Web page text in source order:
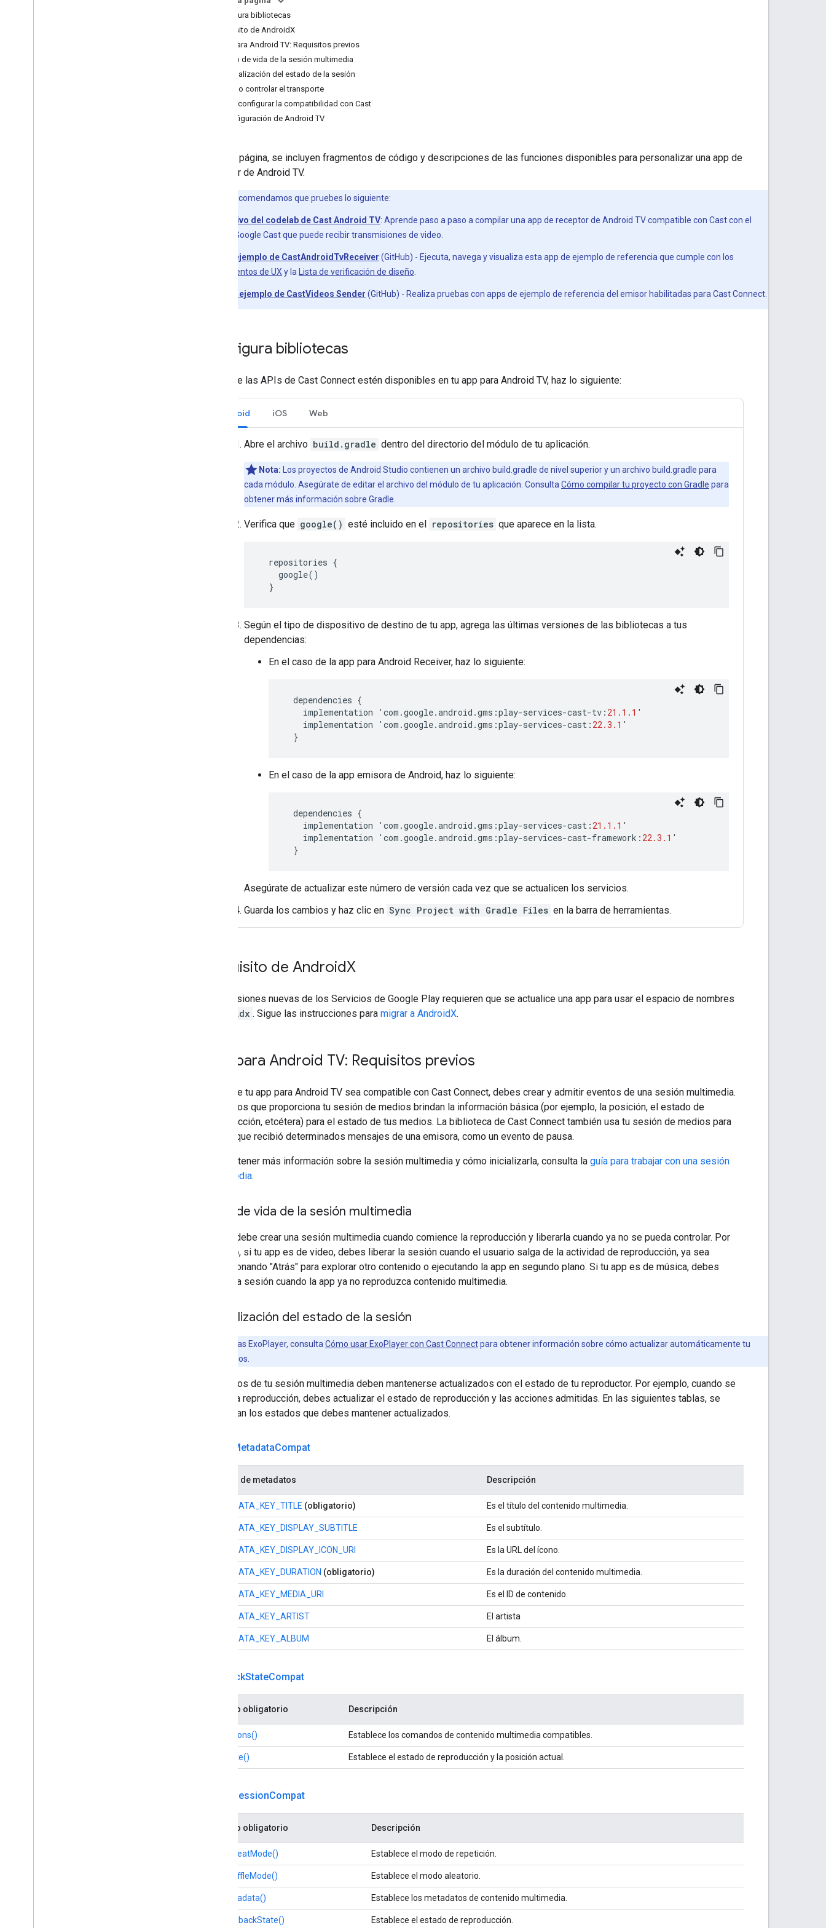
Configura bibliotecas
Requisito de AndroidX
App para Android TV: Requisitos previos
Ciclo de vida de la sesión multimedia
Actualización del estado de la sesión
Cómo controlar el transporte
Cómo configurar la compatibilidad con Cast
Configuración de Android TV
En esta página, se incluyen fragmentos de código y descripciones de las funciones disponibles para personalizar una app de
receptor de Android TV.
Te recomendamos que pruebes lo siguiente:
Instructivo del codelab de Cast Android TV: Aprende paso a paso a compilar una app de receptor de Android TV compatible con Cast con el
SDK de Google Cast que puede recibir transmisiones de video.
App de ejemplo de CastAndroidTvReceiver (GitHub) - Ejecuta, navega y visualiza esta app de ejemplo de referencia que cumple con los
Lineamientos de UX y la Lista de verificación de diseño
Apps de ejemplo de CastVideos Sender (GitHub) - Realiza pruebas con apps de ejemplo de referencia del emisor habilitadas para Cast Connect.
Configura bibliotecas
Para que las APIs de Cast Connect estén disponibles en tu app para Android TV, haz lo siguiente:
Android iOS Web
Abre el archivo build.gradle dentro del directorio del módulo de tu aplicación.
Nota: Los proyectos de Android Studio contienen un archivo build.gradle de nivel superior y un archivo build.gradle para
cada módulo. Asegúrate de editar el archivo del módulo de tu aplicación. Consulta Cómo compilar tu proyecto con Gradle para
obtener más información sobre Gradle.
Verifica que google() esté incluido en el repositories que aparece en la lista.
  repositories {
    google()
  }
Según el tipo de dispositivo de destino de tu app, agrega las últimas versiones de las bibliotecas a tus
dependencias:
En el caso de la app para Android Receiver, haz lo siguiente:
dependencies {
implementation
' com .google.android .gms :play-services-cast-tv : 21.1.1 '
implementation
' com .google.android .gms :play-services-cast : 22.3.1 '
}
En el caso de la app emisora de Android, haz lo siguiente:
dependencies {
implementation
' com .google.android .gms :play-services-cast : 21.1.1 '
implementation
' com .google.android .gms :play-services-cast-framework : 22.3.1 '
}
Asegúrate de actualizar este número de versión cada vez que se actualicen los servicios.
Guarda los cambios y haz clic en Sync Project with Gradle Files en la barra de herramientas.
Requisito de AndroidX
Las versiones nuevas de los Servicios de Google Play requieren que se actualice una app para usar el espacio de nombres
androidx . Sigue las instrucciones para migrar a AndroidX.
App para Android TV: Requisitos previos
Para que tu app para Android TV sea compatible con Cast Connect, debes crear y admitir eventos de una sesión multimedia.
Los datos que proporciona tu sesión de medios brindan la información básica (por ejemplo, la posición, el estado de
reproducción, etcétera) para el estado de tus medios. La biblioteca de Cast Connect también usa tu sesión de medios para
indicar que recibió determinados mensajes de una emisora, como un evento de pausa.
Para obtener más información sobre la sesión multimedia y cómo inicializarla, consulta la guía para trabajar con una sesión
multimedia.
Ciclo de vida de la sesión multimedia
Tu app debe crear una sesión multimedia cuando comience la reproducción y liberarla cuando ya no se pueda controlar. Por
ejemplo, si tu app es de video, debes liberar la sesión cuando el usuario salga de la actividad de reproducción, ya sea
seleccionando "Atrás" para explorar otro contenido o ejecutando la app en segundo plano. Si tu app es de música, debes
liberar la sesión cuando la app ya no reproduzca contenido multimedia.
Actualización del estado de la sesión
Si usas ExoPlayer, consulta Cómo usar ExoPlayer con Cast Connectpara obtener información sobre cómo actualizar automáticamente tu
sesión de medios.
Los datos de tu sesión multimedia deben mantenerse actualizados con el estado de tu reproductor. Por ejemplo, cuando se
pausa la reproducción, debes actualizar el estado de reproducción y las acciones admitidas. En las siguientes tablas, se
enumeran los estados que debes mantener actualizados.
MetadataCompat
Campo de metadatos Descripción
METADATA_KEY_TITLE (obligatorio) Es el título del contenido multimedia.
METADATA_KEY_DISPLAY_SUBTITLE Es el subtítulo.
METADATA_KEY_DISPLAY_ICON_URI Es la URL del ícono.
METADATA_KEY_DURATION (obligatorio) Es la duración del contenido multimedia.
METADATA_KEY_MEDIA_URI Es el ID de contenido.
METADATA_KEY_ARTIST El artista
METADATA_KEY_ALBUM El álbum.
PlaybackStateCompat
Método obligatorio Descripción
setActions() Establece los comandos de contenido multimedia compatibles.
setState() Establece el estado de reproducción y la posición actual.
SessionCompat
Método obligatorio Descripción
setRepeatMode() Establece el modo de repetición.
setShuffleMode() Establece el modo aleatorio.
setMetadata() Establece los metadatos de contenido multimedia.
setPlaybackState() Establece el estado de reproducción.